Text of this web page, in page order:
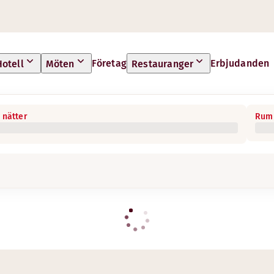
Möten Företag Restauranger Erbjudanden
nätter